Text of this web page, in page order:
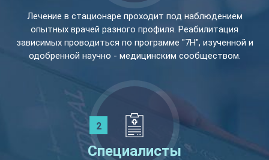
Лечение в стационаре проходит под наблюдением
опытных врачей разного профиля. Реабилитация
зависимых проводиться по программе "7Н", изученной и
одобренной научно - медицинским сообществом.
Специалисты